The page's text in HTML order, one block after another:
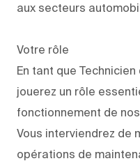
aux secteurs
Votre rôle
En tant que
jouerez un rôle
fonctionnement de
Vous interviendrez de
opérations de